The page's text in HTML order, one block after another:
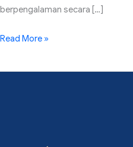
berpengalaman secara […]
Read More »